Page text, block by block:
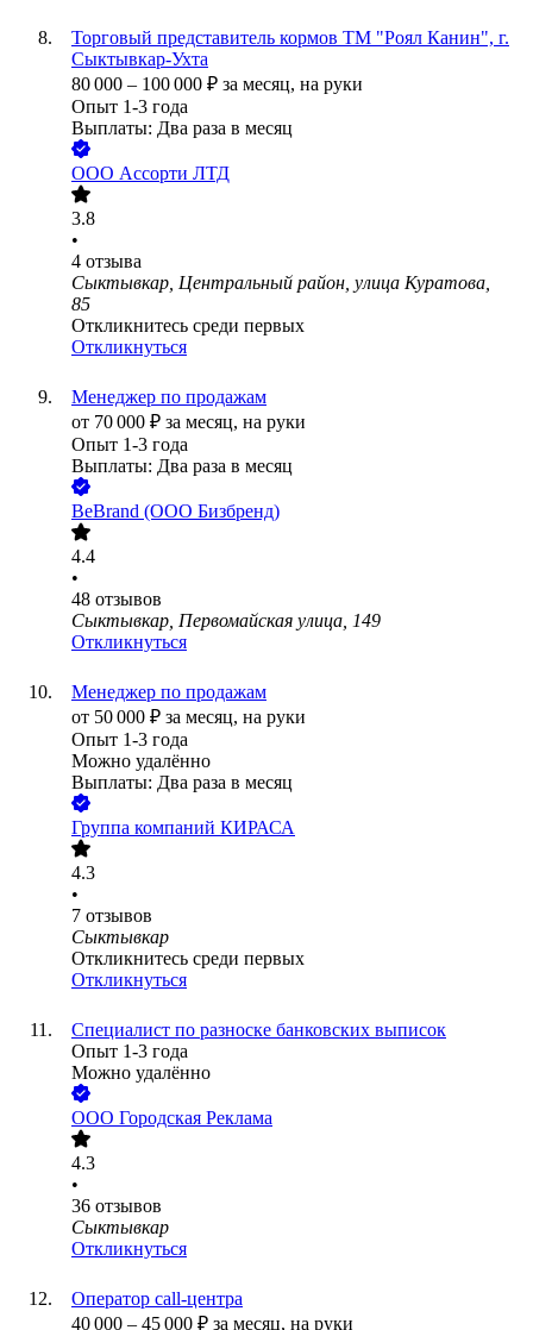
Торговый представитель кормов ТМ "Роял Канин", г.
Сыктывкар-Ухта
80 000 – 100 000 ₽ за месяц, на руки
Опыт 1-3 года
Выплаты: Два раза в месяц
ООО Ассорти ЛТД
3.8
•
4 отзыва
Сыктывкар, Центральный район, улица Куратова,
85
Откликнитесь среди первых
Откликнуться
Менеджер по продажам
от 70 000 ₽ за месяц, на руки
Опыт 1-3 года
Выплаты: Два раза в месяц
BeBrand (ООО Бизбренд)
4.4
•
48 отзывов
Сыктывкар, Первомайская улица, 149
Откликнуться
Менеджер по продажам
от 50 000 ₽ за месяц, на руки
Опыт 1-3 года
Можно удалённо
Выплаты: Два раза в месяц
Группа компаний КИРАСА
4.3
•
7 отзывов
Сыктывкар
Откликнитесь среди первых
Откликнуться
Специалист по разноске банковских выписок
Опыт 1-3 года
Можно удалённо
ООО Городская Реклама
4.3
•
36 отзывов
Сыктывкар
Откликнуться
Оператор call-центра
40 000 – 45 000 ₽ за месяц, на руки